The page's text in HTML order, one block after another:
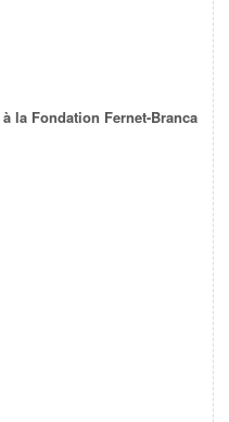
à la Fondation Fernet-Branca